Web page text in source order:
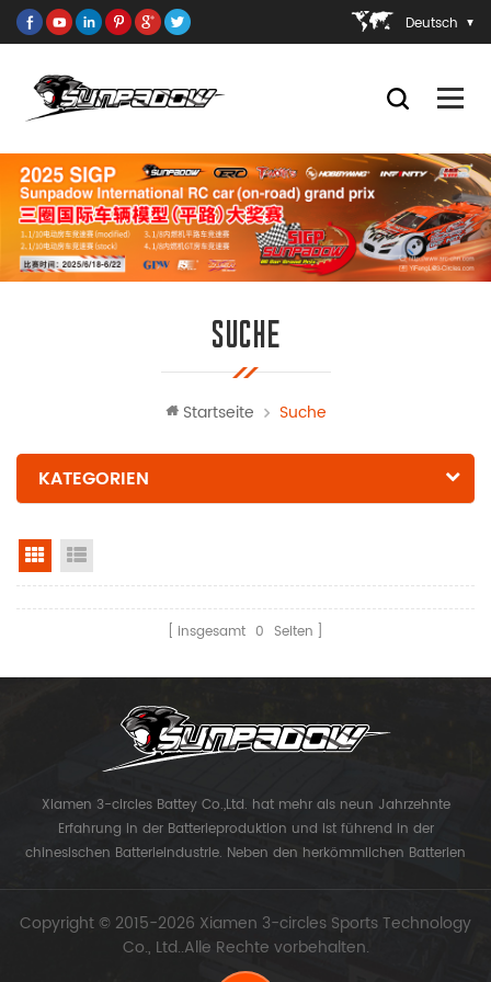
Deutsch
SUCHE
Startseite Suche
KATEGORIEN
Rasteransicht
insgesamt 0 Seiten
Xiamen 3-circles Battey Co.,Ltd. hat mehr als neun Jahrzehnte
Erfahrung in der Batterieproduktion und ist führend in der
chinesischen Batterieindustrie. Neben den herkömmlichen Batterien
Lithiumbatterien der UAV-Serie. Jetzt Xiamen 3-Kreise Sport
Technology Co., Ltd. bekam ihr eigenes Markensonnenpolster.
Copyright © 2015-2026 Xiamen 3-circles Sports Technology
Co., Ltd..Alle Rechte vorbehalten.